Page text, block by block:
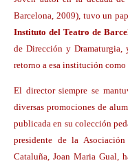
Barcelona, 2009), tuvo un
Instituto del Teatro de
de Dirección y
retorno a esa institución
El director siempre se
diversas promociones de
publicada en su colección
presidente de la
Cataluña, Joan Maria Gual,